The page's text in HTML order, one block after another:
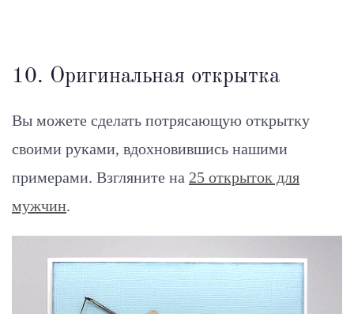
10. Оригинальная открытка
Вы можете сделать потрясающую открытку
своими руками, вдохновившись нашими
примерами. Взгляните на 25 открыток для
мужчин.